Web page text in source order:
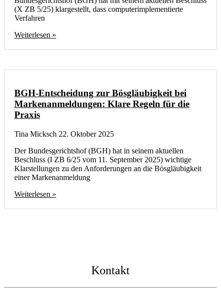
(X ZB 5/25) klargestellt, dass computerimplementierte
Verfahren
Weiterlesen »
BGH-Entscheidung zur Bösgläubigkeit bei
Markenanmeldungen: Klare Regeln für die
Praxis
Tina Micksch 22. Oktober 2025
Der Bundesgerichtshof (BGH) hat in seinem aktuellen
Beschluss (I ZB 6/25 vom 11. September 2025) wichtige
Klarstellungen zu den Anforderungen an die Bösgläubigkeit
einer Markenanmeldung
Weiterlesen »
Kontakt